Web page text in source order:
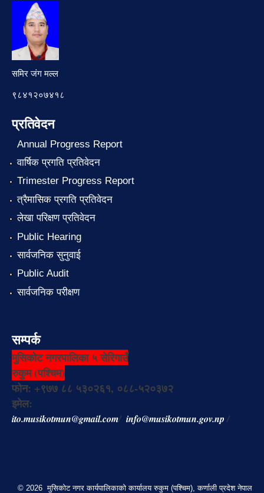
समिर जंग मल्ल
९८४१२०७४१८
प्रतिवेदन
Annual Progress Report
वार्षिक प्रगति प्रतिवेदन
Trimester Progress Report
त्रैमासिक प्रगति प्रतिवेदन
लेखा परिक्षण प्रतिवेदन
Public Hearing
सार्वजनिक सुनुवाई
Public Audit
सार्वजनिक परीक्षण
सम्पर्क
मुसिकोट नगरपालिका ५ सेरिगाउँ
रुकुम (पश्चिम)
फोन: +९७७ ८८ ५३०२६१, ०८८-५२०३७२
इमेल:
ito.musikotmun@gmail.com/ info@musikotmun.gov.np/
© 2026 मुसिकोट नगर कार्यपालिकाको कार्यालय रुकुम (पश्चिम), कर्णाली प्रदेश नेपाल